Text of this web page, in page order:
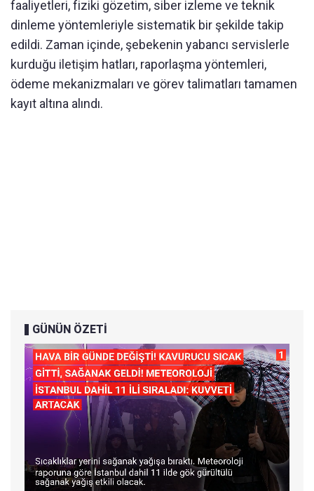
faaliyetleri, fiziki gözetim, siber izleme ve teknik
dinleme yöntemleriyle sistematik bir şekilde takip
edildi. Zaman içinde, şebekenin yabancı servislerle
kurduğu iletişim hatları, raporlaşma yöntemleri,
ödeme mekanizmaları ve görev talimatları tamamen
kayıt altına alındı.
GÜNÜN ÖZETİ